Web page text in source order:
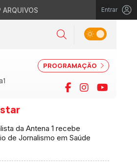
ARQUIVOS Entrar
Pesquisar
Alternar tema
PROGRAMAÇÃO
Facebook
Instagram
da Antena 1 recebe
de Jornalismo em Saúde